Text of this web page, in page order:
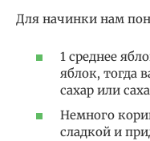
Для начинки нам
1 среднее
яблок, тогда
сахар или
Немного
сладкой и